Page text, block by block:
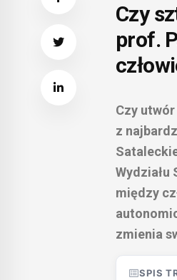
Czy
prof.
Czy
z
między
zmienia
SPIS